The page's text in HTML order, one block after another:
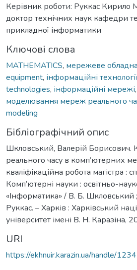
Керівник роботи: Руккас Кирило
доктор технічних наук кафедри
прикладної інформатики
Ключові слова
MATHEMATICS, мережеве
equipment, інформаційні технології
technologies, інформаційні мережі,
моделювання мереж реального
modeling
Бібліографічний опис
Шкловський, Валерій Борисович.
реального часу в комп’ютерних
кваліфікаційна робота магістра :
Комп’ютерні науки : освітньо-
«Інформатика» / В. Б. Шкловський
Руккас. – Харків : Харківський
університет імені В. Н. Каразіна,
URI
https://ekhnuir.karazin.ua/handle/